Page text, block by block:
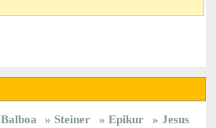
Balboa Steiner Epikur
Jesus